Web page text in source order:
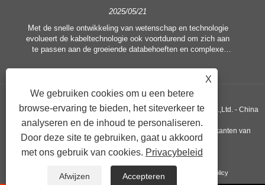
2025/05/21
Met de snelle ontwikkeling van wetenschap en technologie
evolueert de kabeltechnologie ook voortdurend om zich aan
te passen aan de groeiende databehoeften en complexe
Cable" een trefwoord geworden dat veel aandacht heeft
getrokken en een nieuw type kabelontwerp vertegenwoordigt
dat is ontworpen om de transmissie-efficiëntie te verbeteren,
moderne communicatieapparatuur.
Copyright © 2019 Xiangshan Haoguang Electric Wire & Cable Co.,Ltd. - China
Brandalarmkabels, leveranciers van enkeladerige kabels, fabrikanten van
PVC-kabels. Alle rechten voorbehouden.
Koppelingen Privacy Policy
X
We gebruiken cookies om u een betere
browse-ervaring te bieden, het siteverkeer te
analyseren en de inhoud te personaliseren.
Door deze site te gebruiken, gaat u akkoord
met ons gebruik van cookies. Privacybeleid
Afwijzen Accepteren